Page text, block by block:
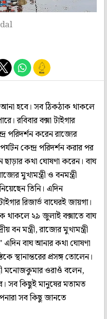
হবে। সব ঠিকঠাক থাকলে
রবিবার বক্সা টাইগার
পরিদর্শন করেন রাজ্যের
কেন্দ্র পরিদর্শন করার পর
ছাড়ার কথা ঘোষণা করেন। বাঘ
মুখ্যমন্ত্রী ও বনমন্ত্রী
তিনি। এদিন
রিজার্ভ বাঘেরই জায়গা।
২৯ জুলাই বক্সাতে বাঘ
বন মন্ত্রী, রাজ্যের মুখ্যমন্ত্রী
এদিন বাঘ আনার কথা ঘোষণা
স্থানান্তরের প্রসঙ্গ তোলেন।
মনোজকুমার ওরাওঁ বলেন,
সব কিছুই মানুষের মতামত
সব কিছু জানতে